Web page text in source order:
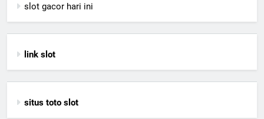
slot gacor hari ini
link slot
situs toto slot